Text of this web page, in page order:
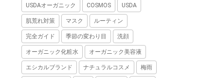
USDAオーガニック COSMOS USDA
肌荒れ対策 マスク ルーティン
完全ガイド 季節の変わり目 洗顔
オーガニック化粧水 オーガニック美容液
エシカルブランド ナチュラルコスメ 梅雨